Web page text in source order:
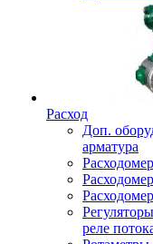
Расход
Доп.
арматура
реле